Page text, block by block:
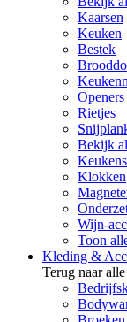
Kaarsen
Keuken
Bestek
Openers
Rietjes
Bekijk
Klokken
Wijn-
Toon
Kleding &
Terug naar